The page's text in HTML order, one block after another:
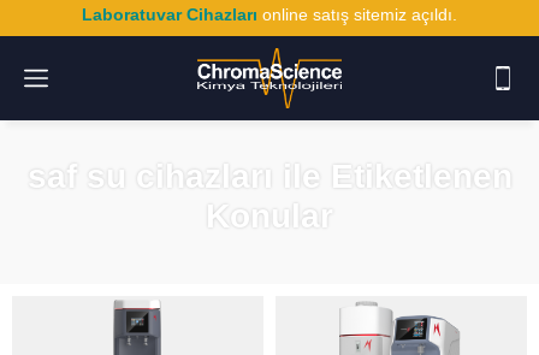
Laboratuvar Cihazları online satış sitemiz açıldı.
saf su cihazları ile Etiketlenen
Konular